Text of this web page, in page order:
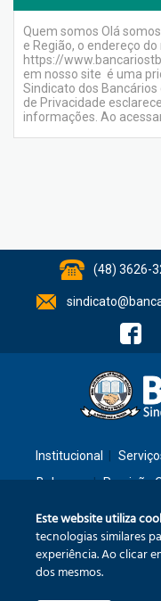
Quem somos Olá
e Região, o endereço do
https://
em nosso site é uma
Sindicato dos Bancários
de Privacidade
informações. Ao
(48) 3626-
Institucional
Balanços
Previsão
Rua: São José, 36 – Ed.
Este website utiliza
tecnologias similares
experiência. Ao clicar
dos mesmos.